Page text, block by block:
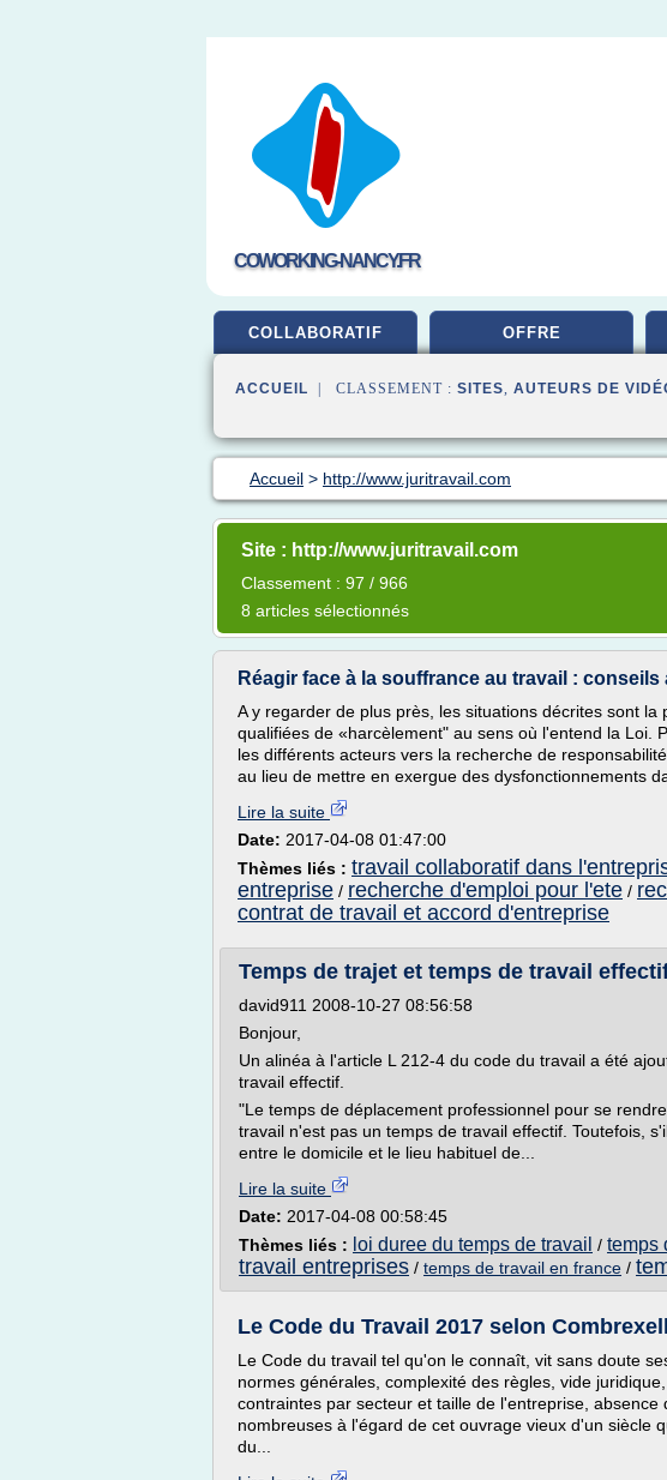
COWORKING-NANCY.FR
COLLABORATIF OFFRE
ACCUEIL | CLASSEMENT : SITES, AUTEURS DE
Accueil > http://www.juritravail.com
Site : http://www.juritravail.com
Classement : 97 / 966
8 articles sélectionnés
Réagir face à la souffrance au travail : conseils
A y regarder de plus près, les situations décrites sont
qualifiées de «harcèlement" au sens où l'entend la Loi.
les différents acteurs vers la recherche de
au lieu de mettre en exergue des dysfonctionnements
Lire la suite
Date: 2017-04-08 01:47:00
Thèmes liés : travail collaboratif dans
entreprise / recherche d'emploi pour l'ete /
contrat de travail et accord d'entreprise
Temps de trajet et temps de travail
david911 2008-10-27 08:56:58
Bonjour,
Un alinéa à l'article L 212-4 du code du travail a été
travail effectif.
"Le temps de déplacement professionnel pour se
travail n'est pas un temps de travail effectif. Toutefois,
entre le domicile et le lieu habituel de...
Lire la suite
Date: 2017-04-08 00:58:45
Thèmes liés : loi duree du temps de travail / temps
travail entreprises / temps de travail en france /
Le Code du Travail 2017 selon
Le Code du travail tel qu'on le connaît, vit sans doute
normes générales, complexité des règles, vide
contraintes par secteur et taille de l'entreprise,
nombreuses à l'égard de cet ouvrage vieux d'un siècle
du...